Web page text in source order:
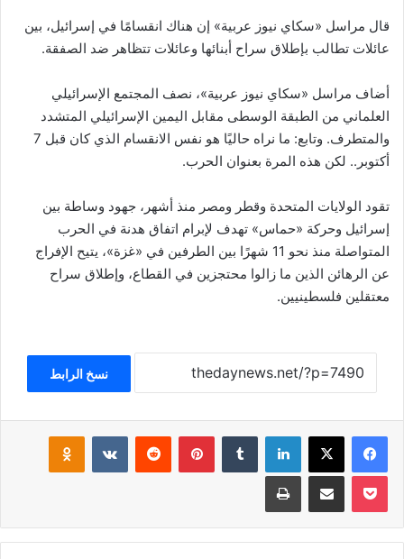
قال مراسل «سكاي نيوز عربية» إن هناك انقسامًا في إسرائيل، بين
عائلات تطالب بإطلاق سراح أبنائها وعائلات تتظاهر ضد الصفقة.
أضاف مراسل «سكاي نيوز عربية»، نصف المجتمع الإسرائيلي
العلماني من الطبقة الوسطى مقابل اليمين الإسرائيلي المتشدد
والمتطرف. وتابع: ما نراه حاليًا هو نفس الانقسام الذي كان قبل 7
أكتوبر.. لكن هذه المرة بعنوان الحرب.
تقود الولايات المتحدة وقطر ومصر منذ أشهر، جهود وساطة بين
إسرائيل وحركة «حماس» تهدف لإبرام اتفاق هدنة في الحرب
المتواصلة منذ نحو 11 شهرًا بين الطرفين في «غزة»، يتيح الإفراج
عن الرهائن الذين ما زالوا محتجزين في القطاع، وإطلاق سراح
معتقلين فلسطينيين.
نسخ الرابط
فيسبوك ‫X لينكدإن بينتيريست
‫Pocket مشاركة عبر البريد طباعة